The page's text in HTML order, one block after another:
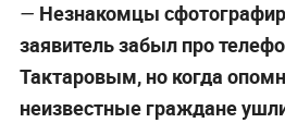
— Незнакомцы
заявитель забыл про
Тактаровым, но когда
неизвестные граждане